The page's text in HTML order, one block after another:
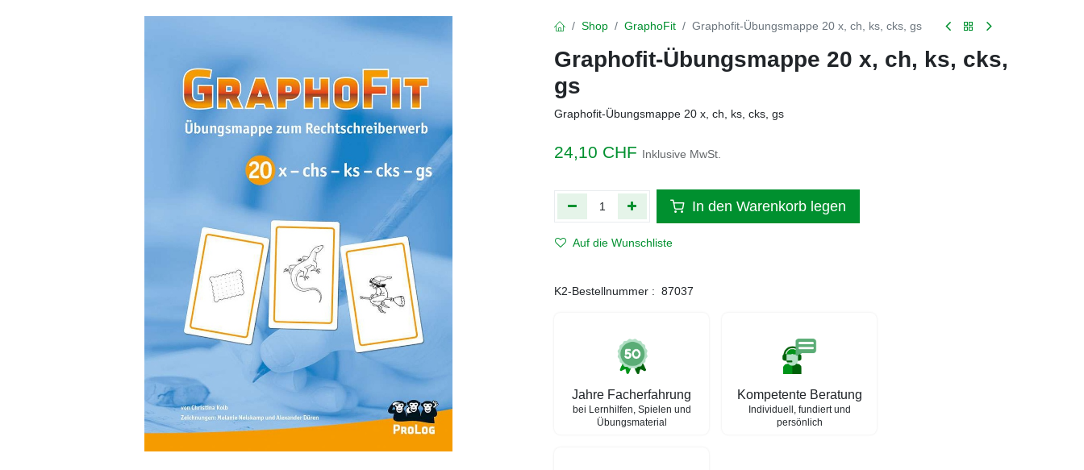
Shop GraphoFit Graphofit-Übungsmappe 20 x, ch, ks, cks, gs
Graphofit-Übungsmappe 20 x, ch, ks, cks,
gs
Graphofit-Übungsmappe 20 x, ch, ks, cks, gs
24,10 CHF Inklusive MwSt.
In den Warenkorb legen
Auf die Wunschliste
K2-Bestellnummer : 87037
Jahre Facherfahrung
bei Lernhilfen, Spielen und
Übungsmaterial
Kompetente Beratung
Individuell, fundiert und
persönlich